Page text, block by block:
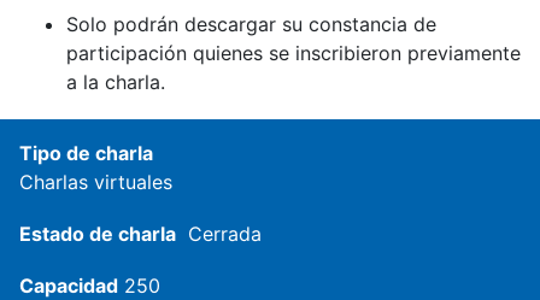
Solo podrán descargar su constancia de
participación quienes se inscribieron previamente
a la charla.
Tipo de charla
Charlas virtuales
Estado de charla Cerrada
Capacidad 250